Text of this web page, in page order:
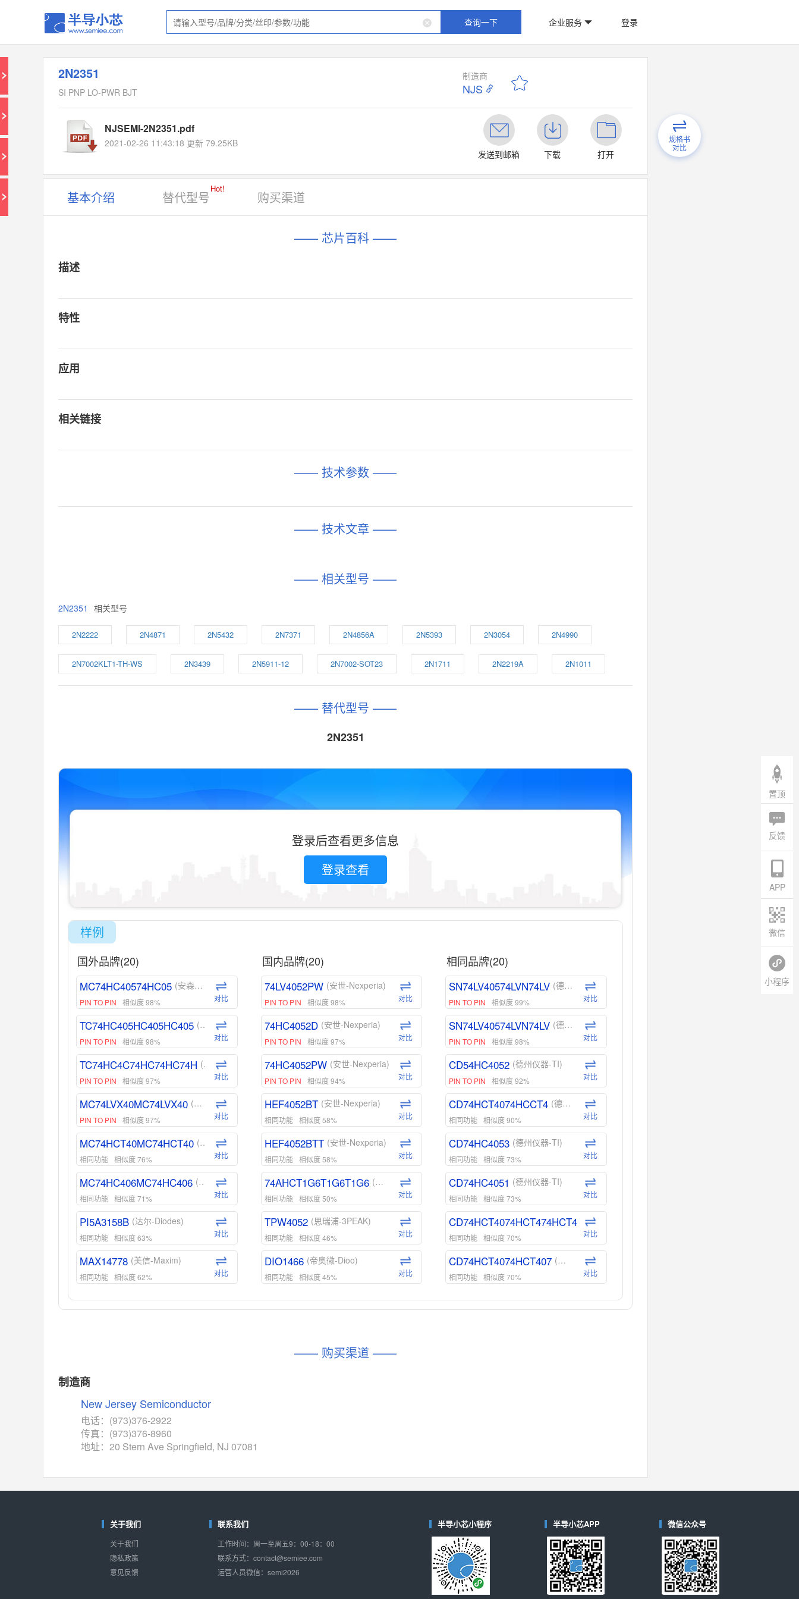
查询一下 企业服务 登录
2N2351
SI PNP LO-PWR BJT
制造商
NJS
NJSEMI-2N2351.pdf
2021-02-26 11:43:18 更新 79.25KB
发送到邮箱
下载 打开
规格书
对比
基本介绍 替代型号
Hot!
购买渠道
—— 芯片百科 ——
描述
特性
应用
相关链接
—— 技术参数 ——
—— 技术文章 ——
—— 相关型号 ——
2N2351 相关型号
2N2222 2N4871 2N5432 2N7371 2N4856A 2N5393 2N3054 2N4990
2N7002KLT1-TH-WS 2N3439 2N5911-12 2N7002-SOT23 2N1711 2N2219A 2N1011
—— 替代型号 ——
2N2351
登录后查看更多信息
登录查看
样例
国外品牌(20)
MC74HC40574HC05 (安森美-ON)
PIN TO PIN 相似度 98% 对比
TC74HC405HC405HC405 (东芝-Toshiba)
PIN TO PIN 相似度 98% 对比
TC74HC4C74HC74HC74H (东芝-Toshiba)
PIN TO PIN 相似度 97% 对比
MC74LVX40MC74LVX40 (安森美-ON)
PIN TO PIN 相似度 97% 对比
MC74HCT40MC74HCT40 (安森美-ON)
相同功能 相似度 76% 对比
MC74HC406MC74HC406 (安森美-ON)
相同功能 相似度 71% 对比
PI5A3158B (达尔-Diodes)
相同功能 相似度 63% 对比
MAX14778 (美信-Maxim)
相同功能 相似度 62% 对比
ADG1439 (亚德诺-ADI)
对比
MAX14760
M74HC4852 (意法-ST)
相同功能 相似度 52%
对比
ADG784 (亚德诺-ADI)
国内品牌(20)
74LV4052PW (安世-Nexperia)
PIN TO PIN 相似度 98% 对比
74HC4052D (安世-Nexperia)
PIN TO PIN 相似度 97% 对比
74HC4052PW (安世-Nexperia)
PIN TO PIN 相似度 94% 对比
HEF4052BT (安世-Nexperia)
相同功能 相似度 58% 对比
HEF4052BTT (安世-Nexperia)
相同功能 相似度 58% 对比
74AHCT1G6T1G6T1G6 (安世-Nexperia)
相同功能 相似度 50% 对比
TPW4052 (思瑞浦-3PEAK)
相同功能 相似度 46% 对比
DIO1466 (帝奥微-Dioo)
相同功能 相似度 45% 对比
DIO1159 (帝奥微-Dioo)
对比
相似度 44%
SGM48753
相同品牌(20)
SN74LV40574LVN74LV (德州仪器-TI)
PIN TO PIN 相似度 99% 对比
SN74LV40574LVN74LV (德州仪器-TI)
PIN TO PIN 相似度 98% 对比
CD54HC4052 (德州仪器-TI)
PIN TO PIN 相似度 92% 对比
CD74HCT4074HCCT4 (德州仪器-TI)
相同功能 相似度 90% 对比
CD74HC4053 (德州仪器-TI)
相同功能 相似度 73% 对比
CD74HC4051 (德州仪器-TI)
相同功能 相似度 73% 对比
CD74HCT4074HCT474HCT4 (德州仪器-TI)
相同功能 相似度 70% 对比
CD74HCT4074HCT407 (德州仪器-TI)
相同功能 相似度 70% 对比
CD74HCT4D74HDCT40 (德州仪器-TI)
对比
—— 购买渠道 ——
制造商
New Jersey Semiconductor
电话：(973)376-2922
传真：(973)376-8960
地址：20 Stern Ave Springfield, NJ 07081
关于我们
关于我们
隐私政策
意见反馈
联系我们
工作时间：周一至周五9：00-18：00
联系方式：contact@semiee.com
运营人员微信：semi2026
半导小芯小程序 半导小芯APP 微信公众号
置顶
反馈
APP
微信
小程序